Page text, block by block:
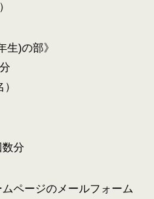
生)の部》
分
ページのメールフォーム